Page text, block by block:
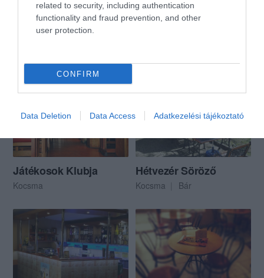
related to security, including authentication
functionality and fraud prevention, and other
user protection.
CONFIRM
Data Deletion Data Access Adatkezelési tájékoztató
Kocsma
Éjszakai Klub
Sörkert
Játékosok Klubja
Kocsma
Hétvezér Söröző
Kocsma Bár